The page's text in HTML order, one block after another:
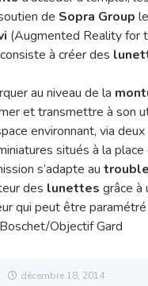
de Sopra Group
(Augmented Reality for
à créer des
au niveau de la
et transmettre à son
environnant, via deux
situés à la
s’adapte au
des lunettes grâce à
qui peut être
Objectif Gard
décembre 18, 2014